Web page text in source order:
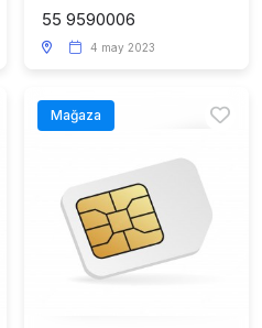
55 9590006
4 may 2023
Mağaza